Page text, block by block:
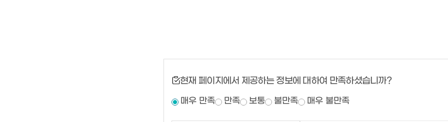
현재 페이지에서 제공하는 정보에 대하여 만족하셨습니까?
매우 만족 만족 보통 불만족 매우 불만족